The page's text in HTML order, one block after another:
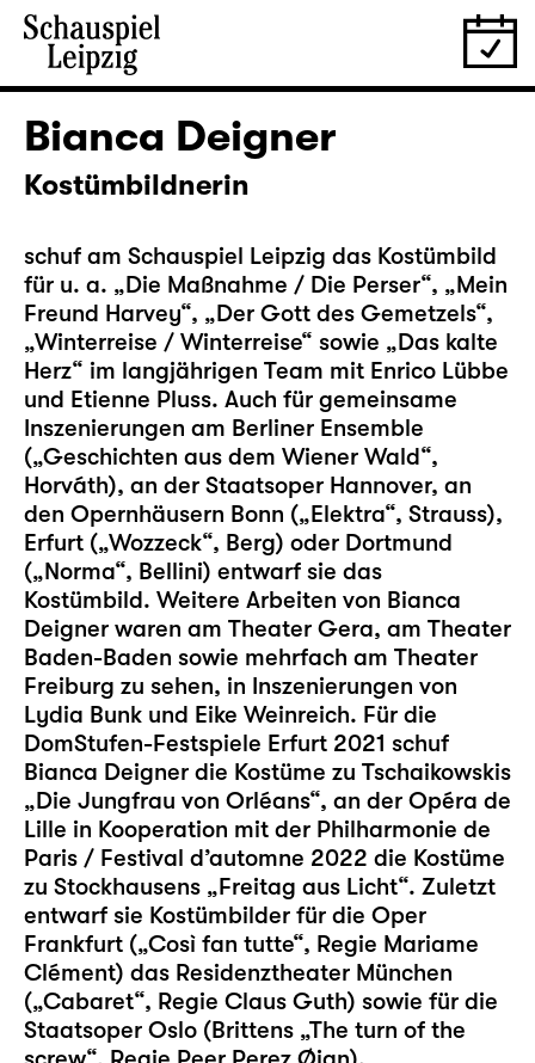
Bianca Deigner
Kostümbildnerin
schuf am Schauspiel Leipzig das Kostümbild
für u. a. „Die Maßnahme / Die Perser“, „Mein
Freund Harvey“, „Der Gott des Gemetzels“,
„Winterreise / Winterreise“ sowie „Das kalte
Herz“ im langjährigen Team mit Enrico Lübbe
und Etienne Pluss. Auch für gemeinsame
Inszenierungen am Berliner Ensemble
(„Geschichten aus dem Wiener Wald“,
Horváth), an der Staatsoper Hannover, an
den Opernhäusern Bonn („Elektra“, Strauss),
Erfurt („Wozzeck“, Berg) oder Dortmund
(„Norma“, Bellini) entwarf sie das
Kostümbild. Weitere Arbeiten von Bianca
Deigner waren am Theater Gera, am Theater
Baden-Baden sowie mehrfach am Theater
Freiburg zu sehen, in Inszenierungen von
Lydia Bunk und Eike Weinreich. Für die
DomStufen-Festspiele Erfurt 2021 schuf
Bianca Deigner die Kostüme zu Tschaikowskis
„Die Jungfrau von Orléans“, an der Opéra de
Lille in Kooperation mit der Philharmonie de
Paris / Festival d’automne 2022 die Kostüme
zu Stockhausens „Freitag aus Licht“. Zuletzt
entwarf sie Kostümbilder für die Oper
Frankfurt („Così fan tutte“, Regie Mariame
Clément) das Residenztheater München
(„Cabaret“, Regie Claus Guth) sowie für die
Staatsoper Oslo (Brittens „The turn of the